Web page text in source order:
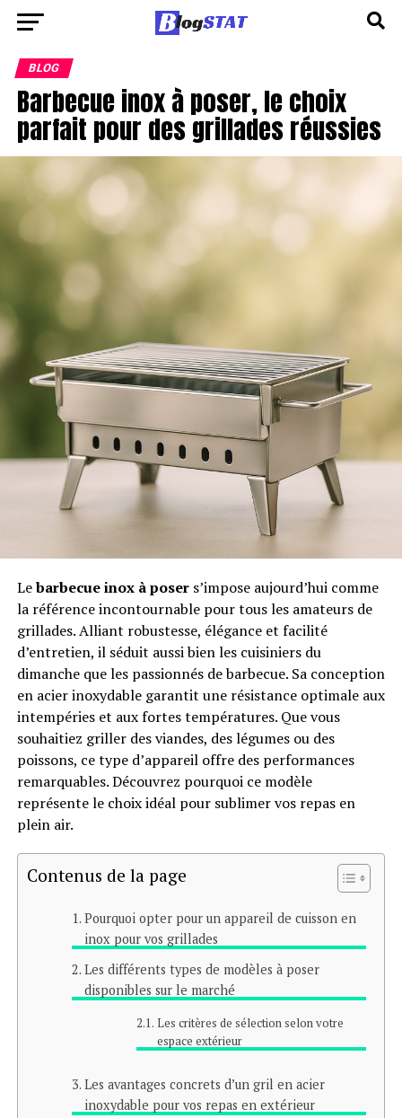
BLOG
Barbecue inox à poser, le choix
parfait pour des grillades réussies
Lebarbecue inox à posers’impose aujourd’hui comme
la référence incontournable pour tous les amateurs de
grillades. Alliant robustesse, élégance et facilité
d’entretien, il séduit aussi bien les cuisiniers du
dimanche que les passionnés de barbecue. Sa conception
en acier inoxydable garantit une résistance optimale aux
intempéries et aux fortes températures. Que vous
souhaitiez griller des viandes, des légumes ou des
poissons, ce type d’appareil offre des performances
remarquables. Découvrez pourquoi ce modèle
représente le choix idéal pour sublimer vos repas en
plein air.
Contenus de la page
Pourquoi opter pour un appareil de cuisson en
inox pour vos grillades
Les différents types de modèles à poser
disponibles sur le marché
Les critères de sélection selon votre
espace extérieur
Les avantages concrets d’un gril en acier
inoxydable pour vos repas en extérieur